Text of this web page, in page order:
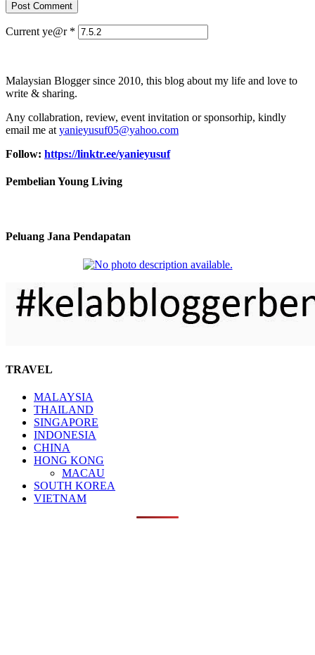
Current ye@r *
Malaysian Blogger since 2010, this blog about my life and love to
write & sharing.
Any collabration, review, event invitation or sponsorhip, kindly
email me at yanieyusuf05@yahoo.com
Follow: https://linktr.ee/yanieyusuf
Pembelian Young Living
Peluang Jana Pendapatan
TRAVEL
MALAYSIA
THAILAND
SINGAPORE
INDONESIA
CHINA
HONG KONG
MACAU
SOUTH KOREA
VIETNAM